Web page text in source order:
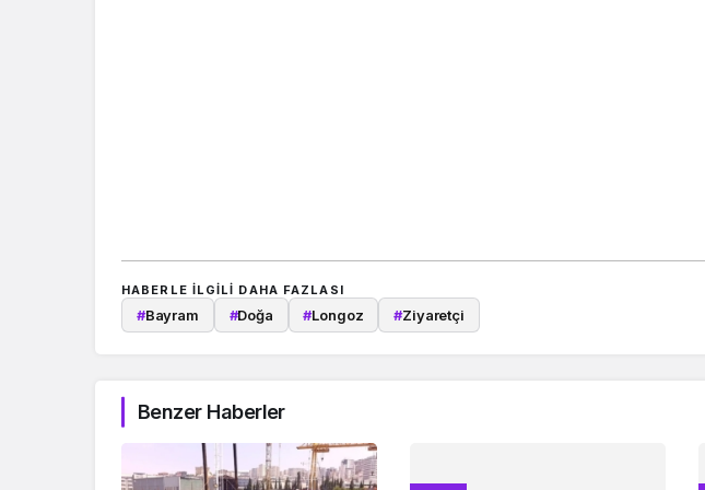
HABERLE ILGILI DAHA FAZLASI
#Bayram #Doğa #Longoz #Ziyaretçi
Benzer Haberler